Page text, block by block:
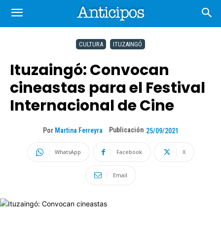
CULTURA ITUZAINGÓ
Ituzaingó: Convocan
cineastas para el Festival
Internacional de Cine
Por Martina Ferreyra Publicación 25/09/2021
WhatsApp Facebook X
Email